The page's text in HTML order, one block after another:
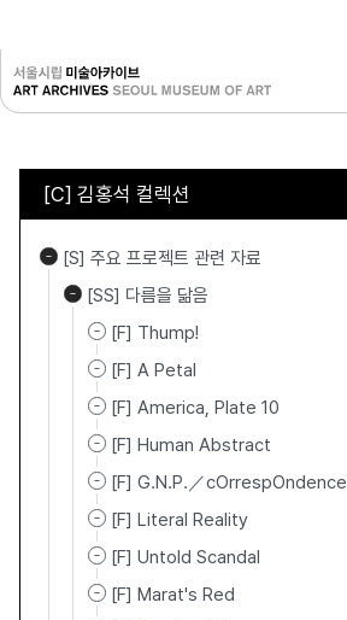
[C] 김홍석 컬렉션
[S] 주요 프로젝트 관련 자료
[SS] 다름을 닮음
[F] Thump!
[F] A Petal
[F] America, Plate 10
[F] Human Abstract
[F] G.N.P.／cOrrespOndence
[F] Literal Reality
[F] Untold Scandal
[F] Marat's Red